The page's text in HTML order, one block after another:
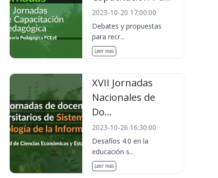
2023-10-20 17:00:00
Debates y propuestas
para recr...
Leer más
XVII Jornadas
Nacionales de
Do...
2023-10-26 16:30:00
Desafíos 4.0 en la
educación s...
Leer más